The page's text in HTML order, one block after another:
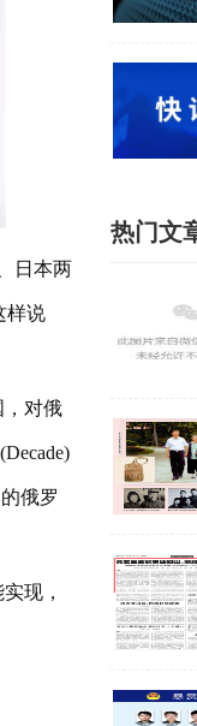
日本两
样说
，对俄
俄罗
现，
热门文